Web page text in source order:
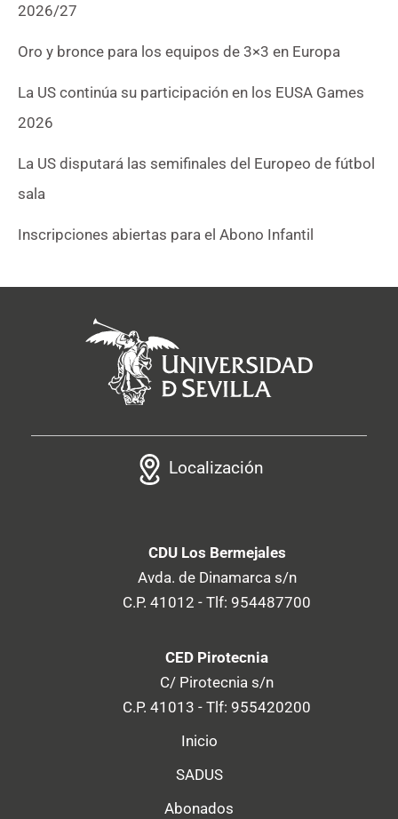
2026/27
Oro y bronce para los equipos de 3×3 en Europa
La US continúa su participación en los EUSA Games
2026
La US disputará las semifinales del Europeo de fútbol
sala
Inscripciones abiertas para el Abono Infantil
Localización
CDU Los Bermejales
Avda. de Dinamarca s/n
C.P. 41012 - Tlf: 954487700
CED Pirotecnia
C/ Pirotecnia s/n
C.P. 41013 - Tlf: 955420200
Inicio
SADUS
Abonados